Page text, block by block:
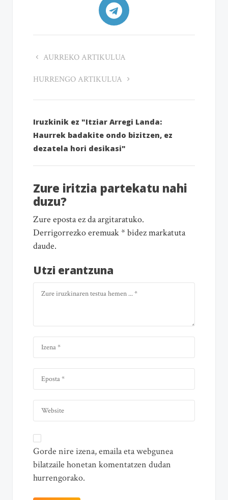
AURREKO ARTIKULUA
HURRENGO ARTIKULUA
Iruzkinik ez "Itziar Arregi Landa:
Haurrek badakite ondo bizitzen, ez
dezatela hori desikasi"
Zure iritzia partekatu nahi
duzu?
Zure eposta ez da argitaratuko.
Derrigorrezko eremuak * bidez markatuta
daude.
Utzi erantzuna
Gorde nire izena, emaila eta webgunea
bilatzaile honetan komentatzen dudan
hurrengorako.